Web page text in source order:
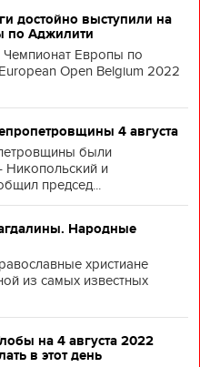
достойно выступили на
по Аджилити
Европы по
Open Belgium 2022
4 августа
были
и
председ...
Народные
христиане
из самых известных
на 4 августа 2022
в этот день